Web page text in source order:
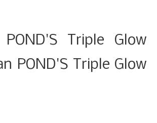
POND'S Triple Glow
POND'S Triple Glow